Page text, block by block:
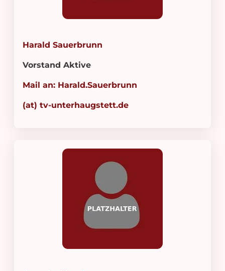
Harald Sauerbrunn
Vorstand Aktive
Mail an: Harald.Sauerbrunn
(at) tv-unterhaugstett.de